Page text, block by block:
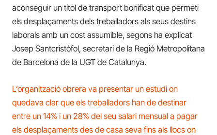
aconseguir un títol de transport bonificat que permeti
els desplaçaments dels treballadors als seus destins
laborals amb un cost assumible, segons ha explicat
Josep Santcristòfol, secretari de la Regió Metropolitana
de Barcelona de la UGT de Catalunya.
L’organització obrera va presentar un estudi on
quedava clar que els treballadors han de destinar
entre un 14% i un 28% del seu salari mensual a pagar
els desplaçaments des de casa seva fins als llocs on